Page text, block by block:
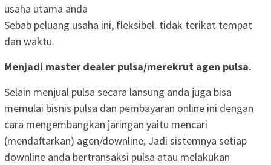
usaha utama anda
Sebab peluang usaha ini, fleksibel. tidak terikat tempat
dan waktu.
Menjadi master dealer pulsa/merekrut agen pulsa.
Selain menjual pulsa secara lansung anda juga bisa
memulai bisnis pulsa dan pembayaran online ini dengan
cara mengembangkan jaringan yaitu mencari
(mendaftarkan) agen/downline, Jadi sistemnya setiap
downline anda bertransaksi pulsa atau melakukan